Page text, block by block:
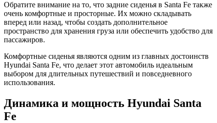
Обратите внимание на то, что задние сиденья в Santa Fe также
очень комфортные и просторные. Их можно складывать
вперед или назад, чтобы создать дополнительное
пространство для хранения груза или обеспечить удобство для
пассажиров.
Комфортные сиденья являются одним из главных достоинств
Hyundai Santa Fe, что делает этот автомобиль идеальным
выбором для длительных путешествий и повседневного
использования.
Динамика и мощность Hyundai Santa
Fe